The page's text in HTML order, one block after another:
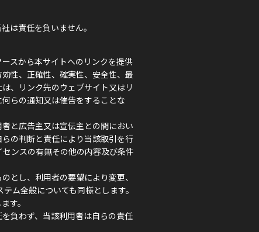
は責任を負いません。
スから本サイトへのリンクを提供
性、正確性、確実性、安全性、最
、リンク先のウェブサイト又はリ
らの通知又は催告をすることな
と広告主又は宣伝主との間におい
の判断と責任により当該取引を行
ンスの有無その他の内容及び条件
とし、利用者の要望により変更、
ム全般についても同様とします。
す。
負わず、当該利用者は自らの責任